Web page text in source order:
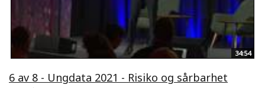
34:54
6 av 8 - Ungdata 2021 - Risiko og sårbarhet